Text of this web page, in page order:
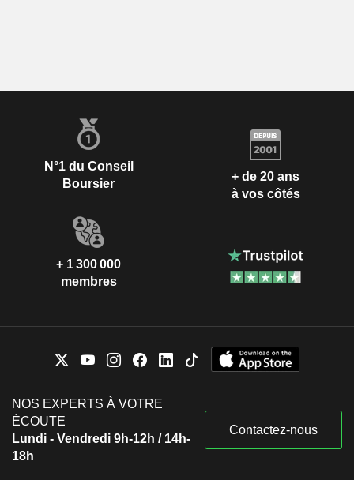
N°1 du Conseil
Boursier
+ de 20 ans
à vos côtés
+ 1 300 000
membres
NOS EXPERTS À VOTRE
ÉCOUTE
Lundi - Vendredi 9h-12h / 14h-
18h
Contactez-nous